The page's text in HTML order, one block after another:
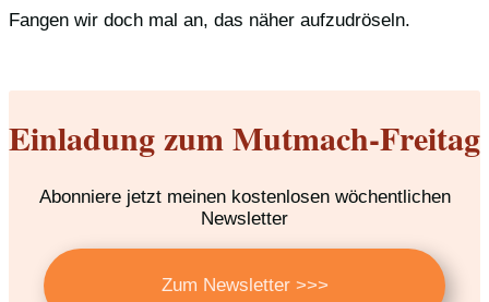
Fangen wir doch mal an, das näher aufzudröseln.
Einladung zum Mutmach-Freitag
Abonniere jetzt meinen kostenlosen wöchentlichen
Newsletter
Zum Newsletter >>>